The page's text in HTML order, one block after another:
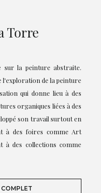
Torre
sur la peinture abstraite.
l'exploration de la peinture
qui donne lieu à des
organiques liées à des
son travail surtout en
à des foires comme Art
à des collections comme